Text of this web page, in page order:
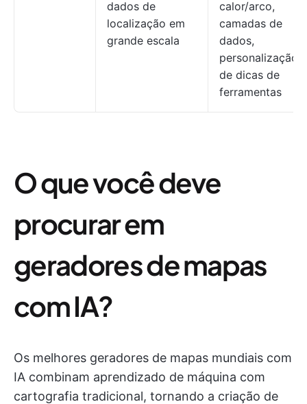
dados de
localização em
grande escala
calor/arco,
camadas de
dados,
personalização
de dicas de
ferramentas
O que você deve
procurar em
geradores de mapas
com IA?
Os melhores geradores de mapas mundiais com
IA combinam aprendizado de máquina com
cartografia tradicional, tornando a criação de